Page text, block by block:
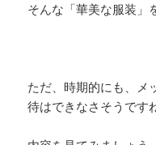
そんな「華美な服装」
ただ、時期的にも、メ
待はできなさそうです